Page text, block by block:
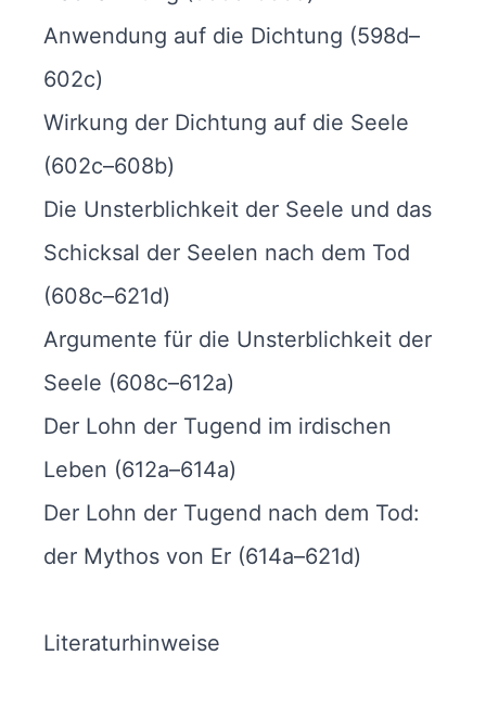
Anwendung auf die Dichtung (598d–
602c)
Wirkung der Dichtung auf die Seele
(602c–608b)
Die Unsterblichkeit der Seele und das
Schicksal der Seelen nach dem Tod
(608c–621d)
Argumente für die Unsterblichkeit der
Seele (608c–612a)
Der Lohn der Tugend im irdischen
Leben (612a–614a)
Der Lohn der Tugend nach dem Tod:
der Mythos von Er (614a–621d)
Literaturhinweise